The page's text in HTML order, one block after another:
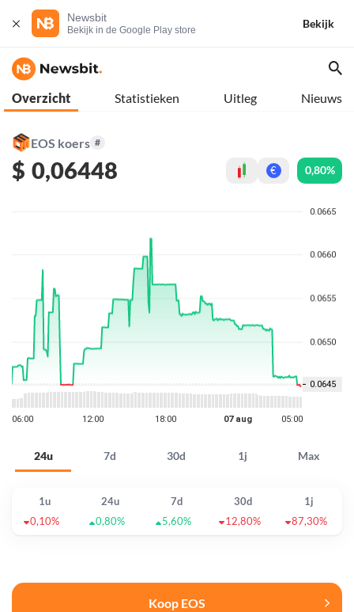
Newsbit
Bekijk in de Google Play store
Bekijk
Overzicht Statistieken Uitleg Nieuws
EOS koers #
$ 0,06448 € 0,80%
24u 7d 30d 1j Max
Koop EOS
1u 24u 7d 30d
1j
0,10%
0,80% 5,60% 12,80% 87,30%